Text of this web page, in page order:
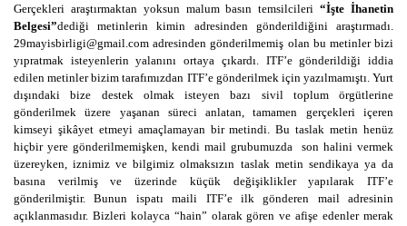
Gerçekleri araştırmaktan yoksun malum basın temsilcileri“İşte İhanetin
Belgesi”dediği metinlerin kimin adresinden gönderildiğini araştırmadı.
29mayisbirligi@gmail.com adresinden gönderilmemiş olan bu metinler bizi
yıpratmak isteyenlerin yalanını ortaya çıkardı. ITF’e gönderildiği iddia
edilen metinler bizim tarafımızdan ITF’e gönderilmek için yazılmamıştı. Yurt
dışındaki bize destek olmak isteyen bazı sivil toplum örgütlerine
gönderilmek üzere yaşanan süreci anlatan, tamamen gerçekleri içeren
kimseyi şikâyet etmeyi amaçlamayan bir metindi. Bu taslak metin henüz
hiçbir yere gönderilmemişken, kendi mail grubumuzda son halini vermek
üzereyken, iznimiz ve bilgimiz olmaksızın taslak metin sendikaya ya da
basına verilmiş ve üzerinde küçük değişiklikler yapılarak ITF’e
gönderilmiştir. Bunun ispatı maili ITF’e ilk gönderen mail adresinin
açıklanmasıdır. Bizleri kolayca “hain” olarak gören ve afişe edenler merak